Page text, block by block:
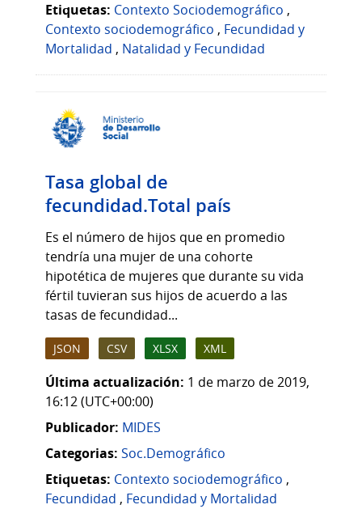
Etiquetas: Contexto Sociodemográfico ,
Contexto sociodemográfico , Fecundidad y
Mortalidad , Natalidad y Fecundidad
Tasa global de
fecundidad.Total país
Es el número de hijos que en promedio
tendría una mujer de una cohorte
hipotética de mujeres que durante su vida
fértil tuvieran sus hijos de acuerdo a las
tasas de fecundidad...
JSON CSV XLSX XML
Última actualización: 1 de marzo de 2019,
16:12 (UTC+00:00)
Publicador: MIDES
Categorias: Soc.Demográfico
Etiquetas: Contexto sociodemográfico ,
Fecundidad , Fecundidad y Mortalidad